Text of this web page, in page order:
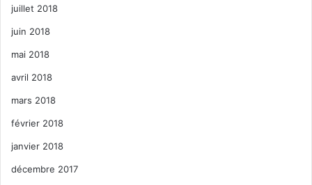
juillet 2018
juin 2018
mai 2018
avril 2018
mars 2018
février 2018
janvier 2018
décembre 2017